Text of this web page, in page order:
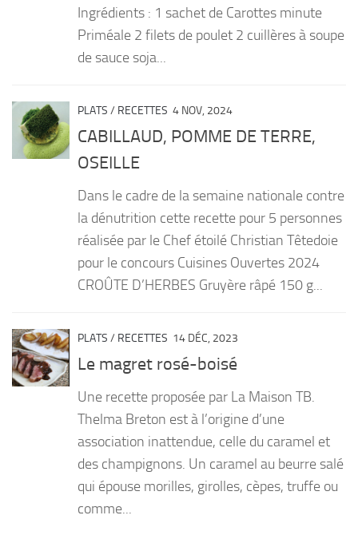
Ingrédients : 1 sachet de Carottes minute
Priméale 2 filets de poulet 2 cuillères à soupe
de sauce soja...
PLATS / RECETTES 4 NOV, 2024
CABILLAUD, POMME DE TERRE,
OSEILLE
Dans le cadre de la semaine nationale contre
la dénutrition cette recette pour 5 personnes
réalisée par le Chef étoilé Christian Têtedoie
pour le concours Cuisines Ouvertes 2024
CROÛTE D’HERBES Gruyère râpé 150 g...
PLATS / RECETTES 14 DÉC, 2023
Le magret rosé-boisé
Une recette proposée par La Maison TB.
Thelma Breton est à l’origine d’une
association inattendue, celle du caramel et
des champignons. Un caramel au beurre salé
qui épouse morilles, girolles, cèpes, truffe ou
comme...